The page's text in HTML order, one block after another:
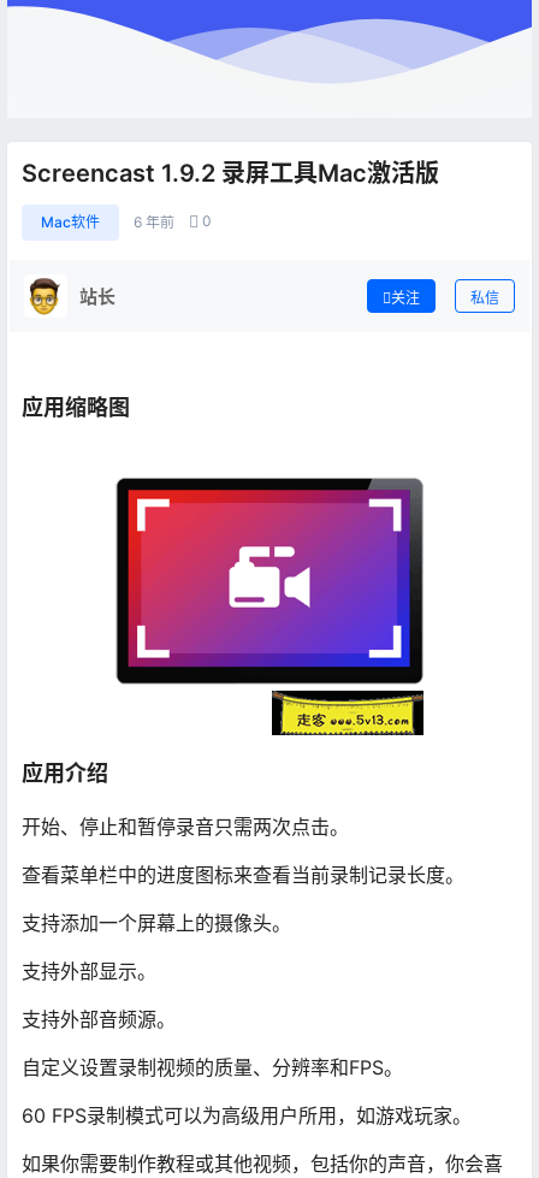
Screencast 1.9.2 录屏工具Mac激活版
Mac软件 6 年前 0
站长 关注 私信
应用缩略图
应用介绍
开始、停止和暂停录音只需两次点击。
查看菜单栏中的进度图标来查看当前录制记录长度。
支持添加一个屏幕上的摄像头。
支持外部显示。
支持外部音频源。
自定义设置录制视频的质量、分辨率和FPS。
60 FPS录制模式可以为高级用户所用，如游戏玩家。
如果你需要制作教程或其他视频，包括你的声音，你会喜